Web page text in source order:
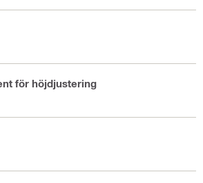
för höjdjustering